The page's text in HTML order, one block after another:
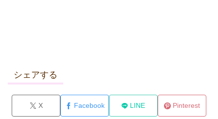
シェアする
X Facebook LINE Pinterest